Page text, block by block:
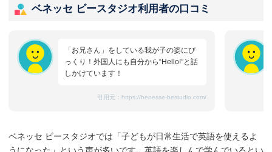
ベネッセ ビースタジオ利用者の口コミ
「お兄さん」をしている我が子の姿にび
っくり！外国人にも自分から“Hello!”と話
しかけています！
引用元： https://benesse-bestudio.com/
ベネッセ ビースタジオでは「子どもが日常生活で英語を使えるよ